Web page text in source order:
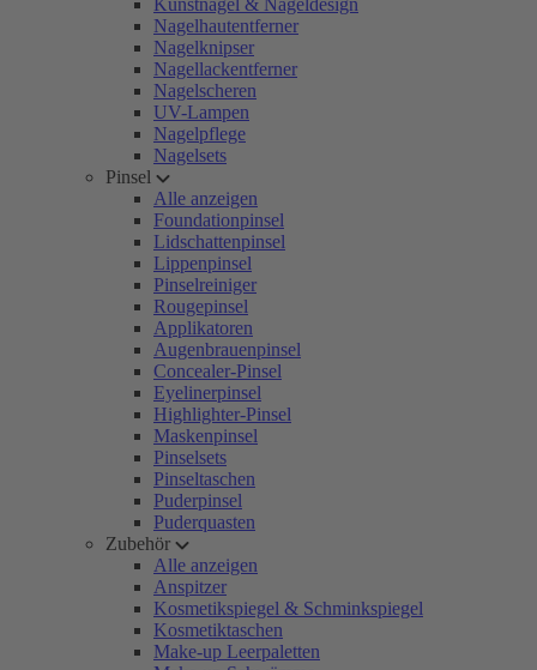
Kunstnägel & Nageldesign
Nagelhautentferner
Nagelknipser
Nagellackentferner
Nagelscheren
UV-Lampen
Nagelpflege
Nagelsets
Pinsel
Alle anzeigen
Foundationpinsel
Lidschattenpinsel
Lippenpinsel
Pinselreiniger
Rougepinsel
Applikatoren
Augenbrauenpinsel
Concealer-Pinsel
Eyelinerpinsel
Highlighter-Pinsel
Maskenpinsel
Pinselsets
Pinseltaschen
Puderpinsel
Puderquasten
Zubehör
Alle anzeigen
Anspitzer
Kosmetikspiegel & Schminkspiegel
Kosmetiktaschen
Make-up Leerpaletten